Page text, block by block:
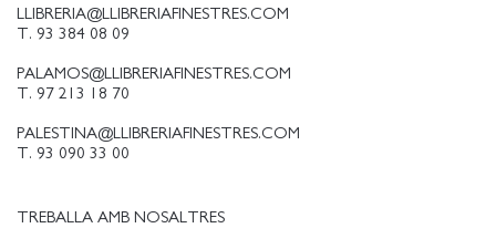
LLIBRERIA@LLIBRERIAFINESTRES.COM
T. 93 384 08 09
PALAMOS@LLIBRERIAFINESTRES.COM
T. 97 213 18 70
PALESTINA@LLIBRERIAFINESTRES.COM
T. 93 090 33 00
TREBALLA AMB NOSALTRES